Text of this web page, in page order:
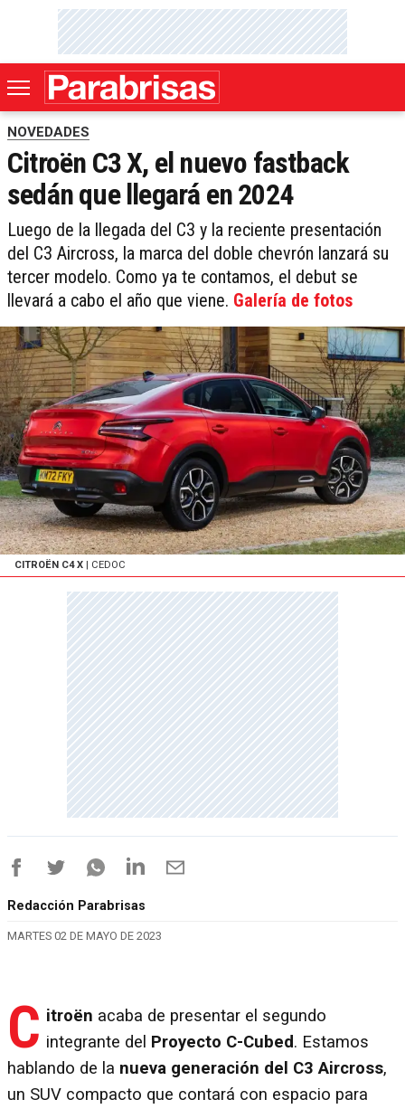
NOVEDADES
Citroën C3 X, el nuevo fastback
sedán que llegará en 2024
Luego de la llegada del C3 y la reciente presentación
del C3 Aircross, la marca del doble chevrón lanzará su
tercer modelo. Como ya te contamos, el debut se
llevará a cabo el año que viene. Galería de fotos
CITROËN C4 X | CEDOC
Redacción Parabrisas
MARTES 02 DE MAYO DE 2023
C itroën acaba de presentar el segundo
integrante del Proyecto C-Cubed. Estamos
hablando de la nueva generación del C3 Aircross,
un SUV compacto que contará con espacio para